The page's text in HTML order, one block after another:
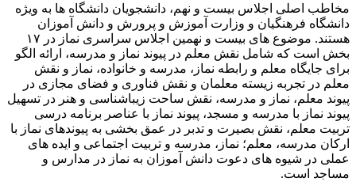
مخاطب اصلی اجلاس بیست و نهم، دانشجویان دانشگاه ها به ویژه
دانشگاه فرهنگیان و وزارت آموزش و پرورش و دانش آموزان
هستند. موضوع های بیست و نهمین اجلاس سراسری نماز در ۱۷
بخش است که شامل نقش معلم در پیوند نماز و مدرسه، ارائه الگو
برای جایگاه معلم و رابطه نماز، مدرسه و خانواده، نماز و نقش
معلم در تجربه زیسته معلمان و نقش فناوری و فضای مجازی در
پیوند معلم، نماز و مدرسه، نقش ساحت زیباشناسی و هنر در تسهیل
پیوند نماز با مدرسه و مسجد، پیوند نماز با عناصر برنامه درسی
تربیت معلم، نقش بصیرت و تدبر در عمق بخشی به پیوندهای نماز با
ارکان مدرسه، معلم؛ نماز، مدرسه و تربیت اجتماعی و ایده های
عملی در شیوه های دعوت دانش آموزان به نماز در مدارس و
مساجد است.